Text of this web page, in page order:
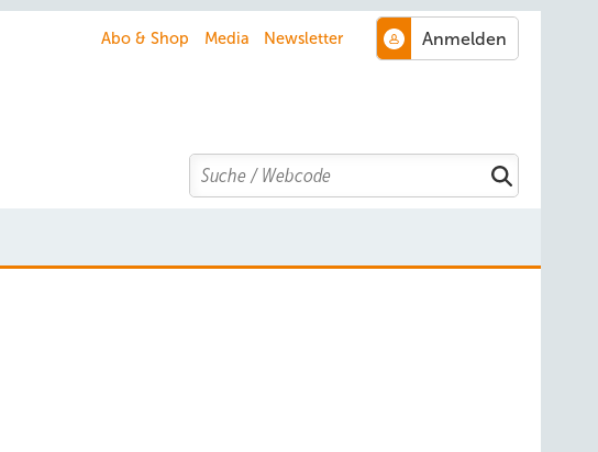
Abo & Shop Media Newsletter
Search